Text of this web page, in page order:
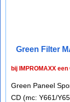
Green Filter
bij IMPROMAXX
Green Paneel
CD (mc: Y661/